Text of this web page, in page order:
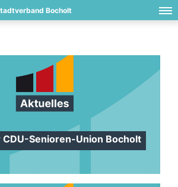
Bocholt
CDU-Senioren-Union Bocholt